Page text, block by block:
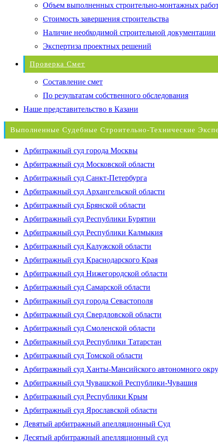
Объем выполненных строительно-монтажных
Стоимость завершения строительства
Наличие необходимой строительной документации
Экспертиза проектных решений
Проверка Смет
Составление смет
По результатам собственного обследования
Наше представительство в Казани
Выполненные Судебные Строительно-Технические
Арбитражный суд города Москвы
Арбитражный суд Московской области
Арбитражный суд Санкт-Петербурга
Арбитражный суд Архангельской области
Арбитражный суд Брянской области
Арбитражный суд Республики Бурятии
Арбитражный суд Республики Калмыкия
Арбитражный суд Калужской области
Арбитражный суд Краснодарского Края
Арбитражный суд Нижегородской области
Арбитражный суд Самарской области
Арбитражный суд города Севастополя
Арбитражный суд Свердловской области
Арбитражный суд Смоленской области
Арбитражный суд Республики Татарстан
Арбитражный суд Томской области
Арбитражный суд Ханты-Мансийского автономного
Арбитражный суд Чувашской Республики-Чувашия
Арбитражный суд Республики Крым
Арбитражный суд Ярославской области
Девятый арбитражный апелляционный Суд
Десятый арбитражный апелляционный суд